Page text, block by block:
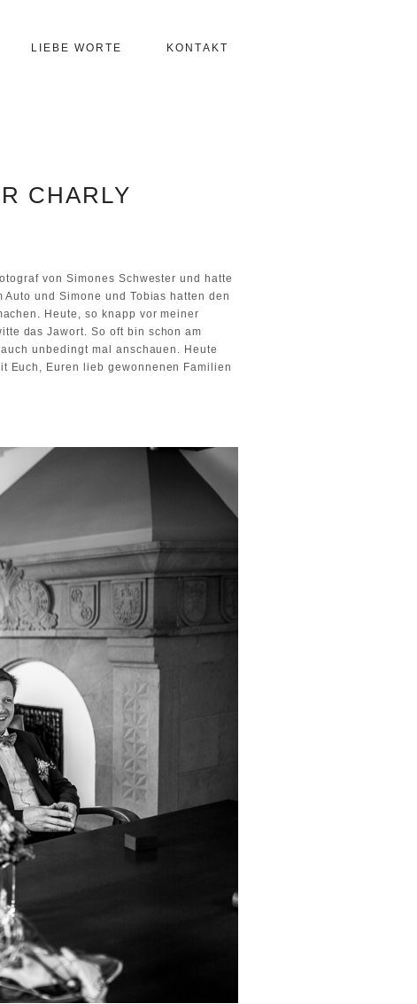
LIEBE WORTE KONTAKT
CHARLY
von Simones Schwester und hatte
und Simone und Tobias hatten den
Heute, so knapp vor meiner
das Jawort. So oft bin schon am
unbedingt mal anschauen. Heute
Euch, Euren lieb gewonnenen Familien